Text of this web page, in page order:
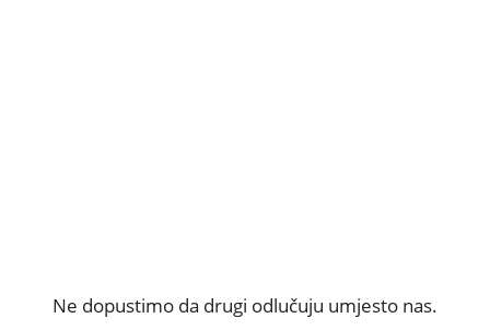
Ne dopustimo da drugi odlučuju umjesto nas.